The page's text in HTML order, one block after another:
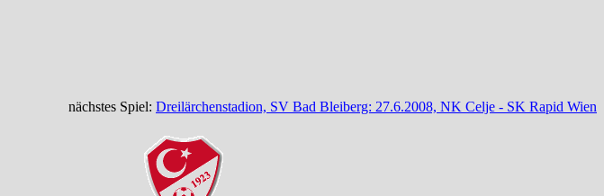
nächstes Spiel: Dreilärchenstadion, SV Bad Bleiberg: 27.6.2008, NK Celje - SK Rapid Wien